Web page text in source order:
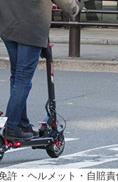
許・ヘルメット・自賠